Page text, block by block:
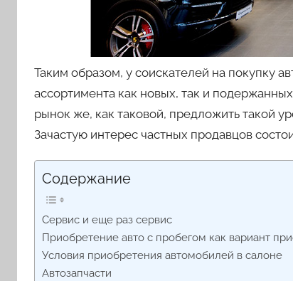
Таким образом, у соискателей на покупку
ассортимента как новых, так и
рынок же, как таковой, предложить такой
Зачастую интерес частных продавцов
Содержание
Сервис и еще раз сервис
Приобретение авто с пробегом как вариант
Условия приобретения автомобилей в салоне
Автозапчасти